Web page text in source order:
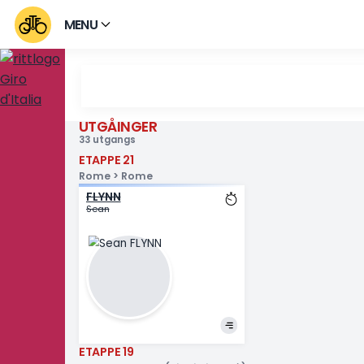
MENU
Brutte Giro d'Italia
UTGÅINGER
33 utgangs
ETAPPE 21
Rome > Rome
FLYNN
Sean